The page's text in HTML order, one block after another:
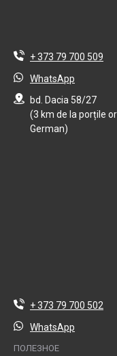
+ 373 79 700 509
WhatsApp
bd. Dacia 58/27
(3 km de la porțile
German)
+ 373 79 700 502
WhatsApp
ПОЛЕЗНОЕ